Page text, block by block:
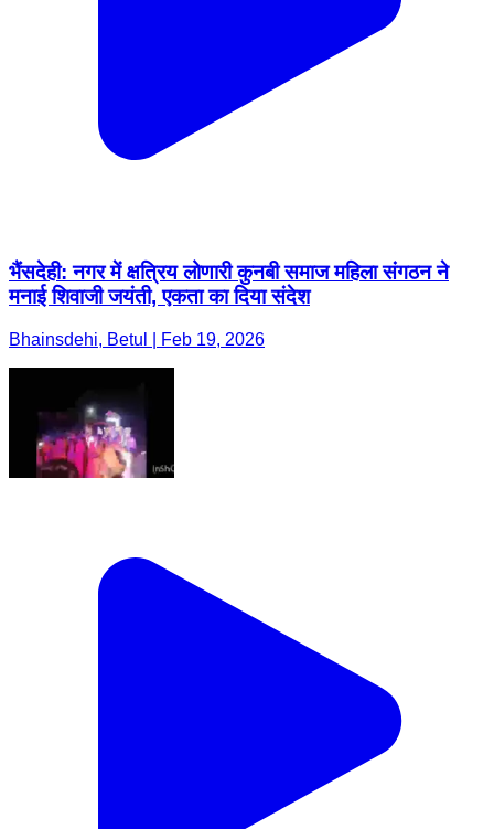
भैंसदेही: नगर में क्षत्रिय लोणारी कुनबी समाज महिला संगठन ने
मनाई शिवाजी जयंती, एकता का दिया संदेश
Bhainsdehi, Betul | Feb 19, 2026